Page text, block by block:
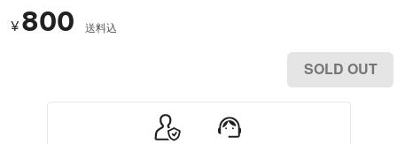
¥ 800 送料込
SOLD OUT